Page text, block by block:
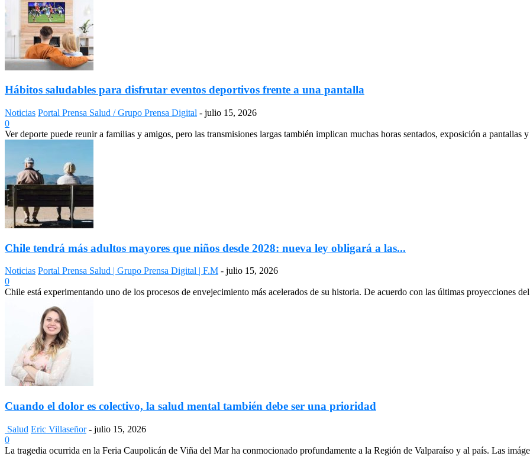
Hábitos saludables para disfrutar eventos deportivos frente a una pantalla
Noticias Portal Prensa Salud / Grupo Prensa Digital - julio 15, 2026
0
Ver deporte puede reunir a familias y amigos, pero las transmisiones largas también implican muchas horas sentados, exposición a pantallas
Chile tendrá más adultos mayores que niños desde 2028: nueva ley obligará a las...
Noticias Portal Prensa Salud | Grupo Prensa Digital | F.M - julio 15, 2026
0
Chile está experimentando uno de los procesos de envejecimiento más acelerados de su historia. De acuerdo con las últimas proyecciones
Cuando el dolor es colectivo, la salud mental también debe ser una prioridad
Salud Eric Villaseñor - julio 15, 2026
0
La tragedia ocurrida en la Feria Caupolicán de Viña del Mar ha conmocionado profundamente a la Región de Valparaíso y al país. Las